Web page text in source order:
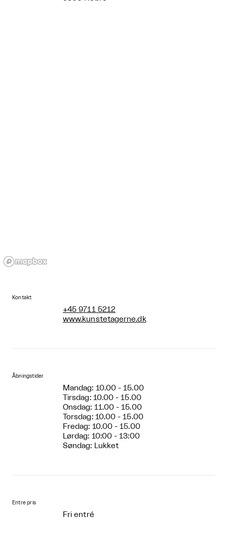
Kontakt
+45 9711 5212
www.kunstetagerne.dk
Åbningstider
Mandag: 10.00 - 15.00
Tirsdag: 10.00 - 15.00
Onsdag: 11.00 - 15.00
Torsdag: 10.00 - 15.00
Fredag: 10.00 - 15.00
Lørdag: 10:00 - 13:00
Søndag: Lukket
Entre pris
Fri entré